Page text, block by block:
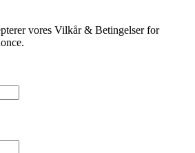
vores Vilkår & Betingelser for